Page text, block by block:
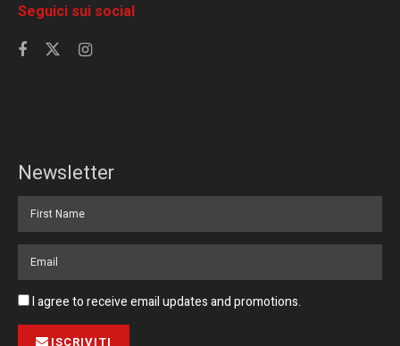
Seguici sui social
Newsletter
I agree to receive email updates and promotions.
ISCRIVITI